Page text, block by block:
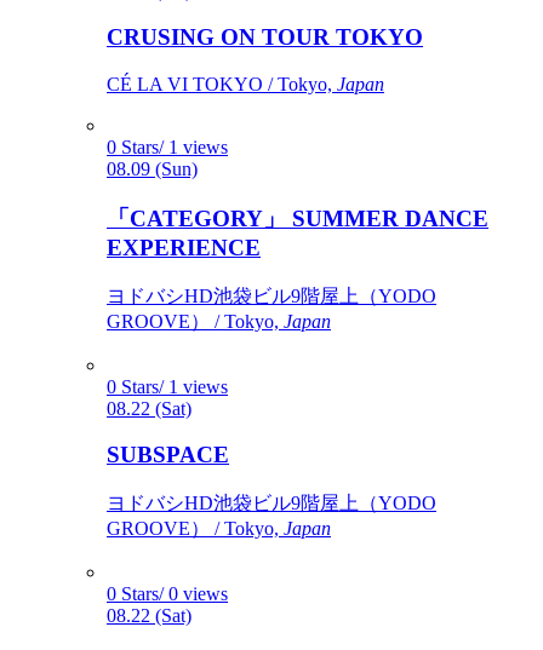
CRUSING ON TOUR TOKYO
CÉ LA VI TOKYO / Tokyo, Japan
0 Stars/ 1 views
08.09 (Sun)
「CATEGORY」 SUMMER DANCE
EXPERIENCE
ヨドバシHD池袋ビル9階屋上（YODO
GROOVE） / Tokyo, Japan
0 Stars/ 1 views
08.22 (Sat)
SUBSPACE
ヨドバシHD池袋ビル9階屋上（YODO
GROOVE） / Tokyo, Japan
0 Stars/ 0 views
08.22 (Sat)